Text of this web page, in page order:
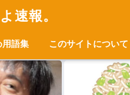
速報。
用語集 このサイトについて